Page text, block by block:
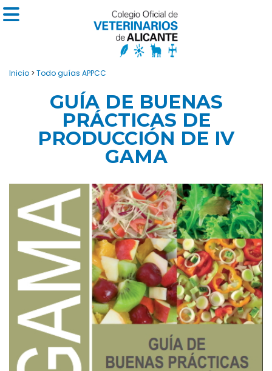
Inicio > Todo guías APPCC
GUÍA DE BUENAS
PRÁCTICAS DE
PRODUCCIÓN DE IV
GAMA